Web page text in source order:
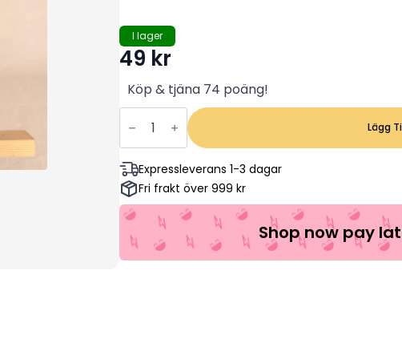
I lager
49 kr
Köp & tjäna 74 poäng!
Mission
Impossible
Ghost
Protocol
-
Tom
Cruise
(Begagnad)
mängd
Lägg
Expressleverans 1-3 dagar
Fri frakt över 999 kr
Shop now pay